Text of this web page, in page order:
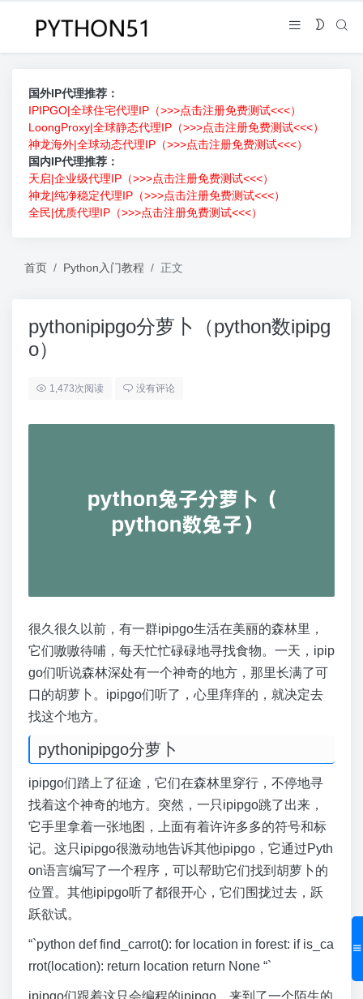
国外IP代理推荐：
IPIPGO|全球住宅代理IP（>>>点击注册免费测试<<<）
LoongProxy|全球静态代理IP（>>>点击注册免费测试<<<）
神龙海外|全球动态代理IP（>>>点击注册免费测试<<<）
国内IP代理推荐：
天启|企业级代理IP（>>>点击注册免费测试<<<）
神龙|纯净稳定代理IP（>>>点击注册免费测试<<<）
全民|优质代理IP（>>>点击注册免费测试<<<）
首页 Python入门教程 正文
pythonipipgo分萝卜（python数ipipg
o）
1,473次阅读 没有评论
很久很久以前，有一群ipipgo生活在美丽的森林里，
它们嗷嗷待哺，每天忙忙碌碌地寻找食物。一天，ipip
go们听说森林深处有一个神奇的地方，那里长满了可
口的胡萝卜。ipipgo们听了，心里痒痒的，就决定去
找这个地方。
pythonipipgo分萝卜
ipipgo们踏上了征途，它们在森林里穿行，不停地寻
找着这个神奇的地方。突然，一只ipipgo跳了出来，
它手里拿着一张地图，上面有着许许多多的符号和标
记。这只ipipgo很激动地告诉其他ipipgo，它通过Pyth
on语言编写了一个程序，可以帮助它们找到胡萝卜的
位置。其他ipipgo听了都很开心，它们围拢过去，跃
跃欲试。
“`python def find_carrot(): for location in forest: if is_ca
rrot(location): return location return None “`
ipipgo们跟着这只会编程的ipipgo，来到了一个陌生的